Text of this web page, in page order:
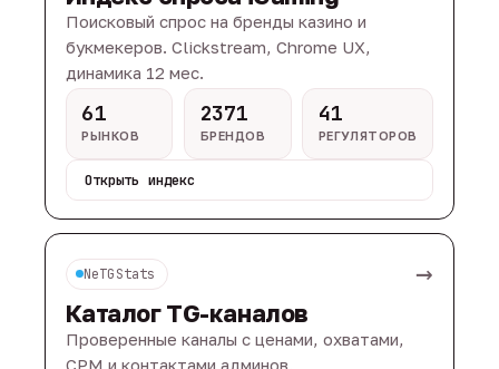
Поисковый спрос на бренды казино и
букмекеров. Clickstream, Chrome UX,
динамика 12 мес.
61
РЫНКОВ
2371
БРЕНДОВ
41
РЕГУЛЯТОРОВ
Открыть индекс
NeTGStats →
Каталог TG-каналов
Проверенные каналы с ценами, охватами,
CPM и контактами админов.